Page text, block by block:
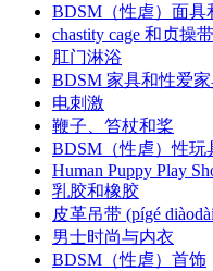
BDSM（性虐）面具
chastity cage 和贞操带
肛门淋浴
BDSM 家具和性爱
电刺激
鞭子、笞杖和桨
BDSM（性虐）性玩
Human Puppy Play
乳胶和橡胶
皮革吊带 (pígé
男士时尚与内衣
BDSM（性虐）首饰